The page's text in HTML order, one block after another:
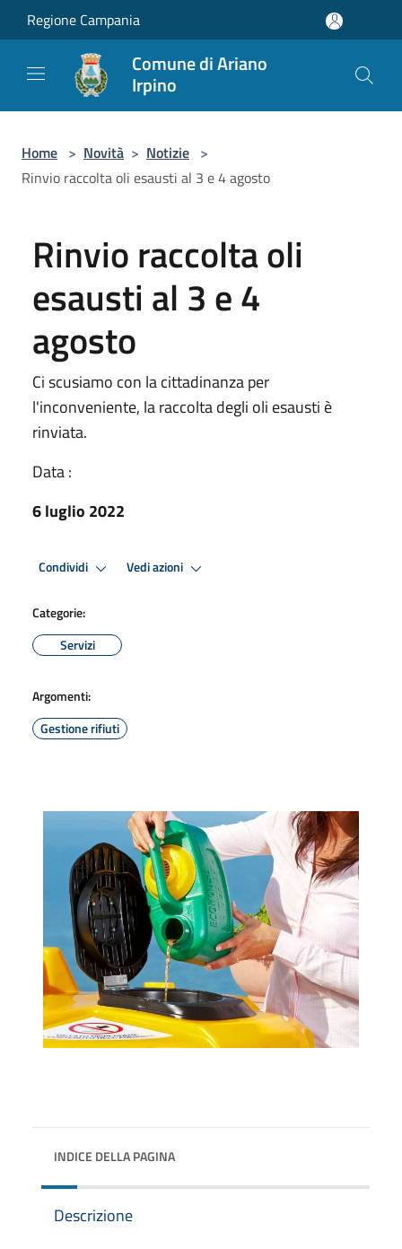
Salta al contenuto principale
Regione Campania
Comune di Ariano
Irpino
Home > Novità > Notizie >
Rinvio raccolta oli esausti al 3 e 4 agosto
Rinvio raccolta oli
esausti al 3 e 4
agosto
Ci scusiamo con la cittadinanza per
l'inconveniente, la raccolta degli oli esausti è
rinviata.
Data :
6 luglio 2022
Condividi Vedi azioni
Categorie:
Servizi
Argomenti:
Gestione rifiuti
INDICE DELLA PAGINA
Descrizione